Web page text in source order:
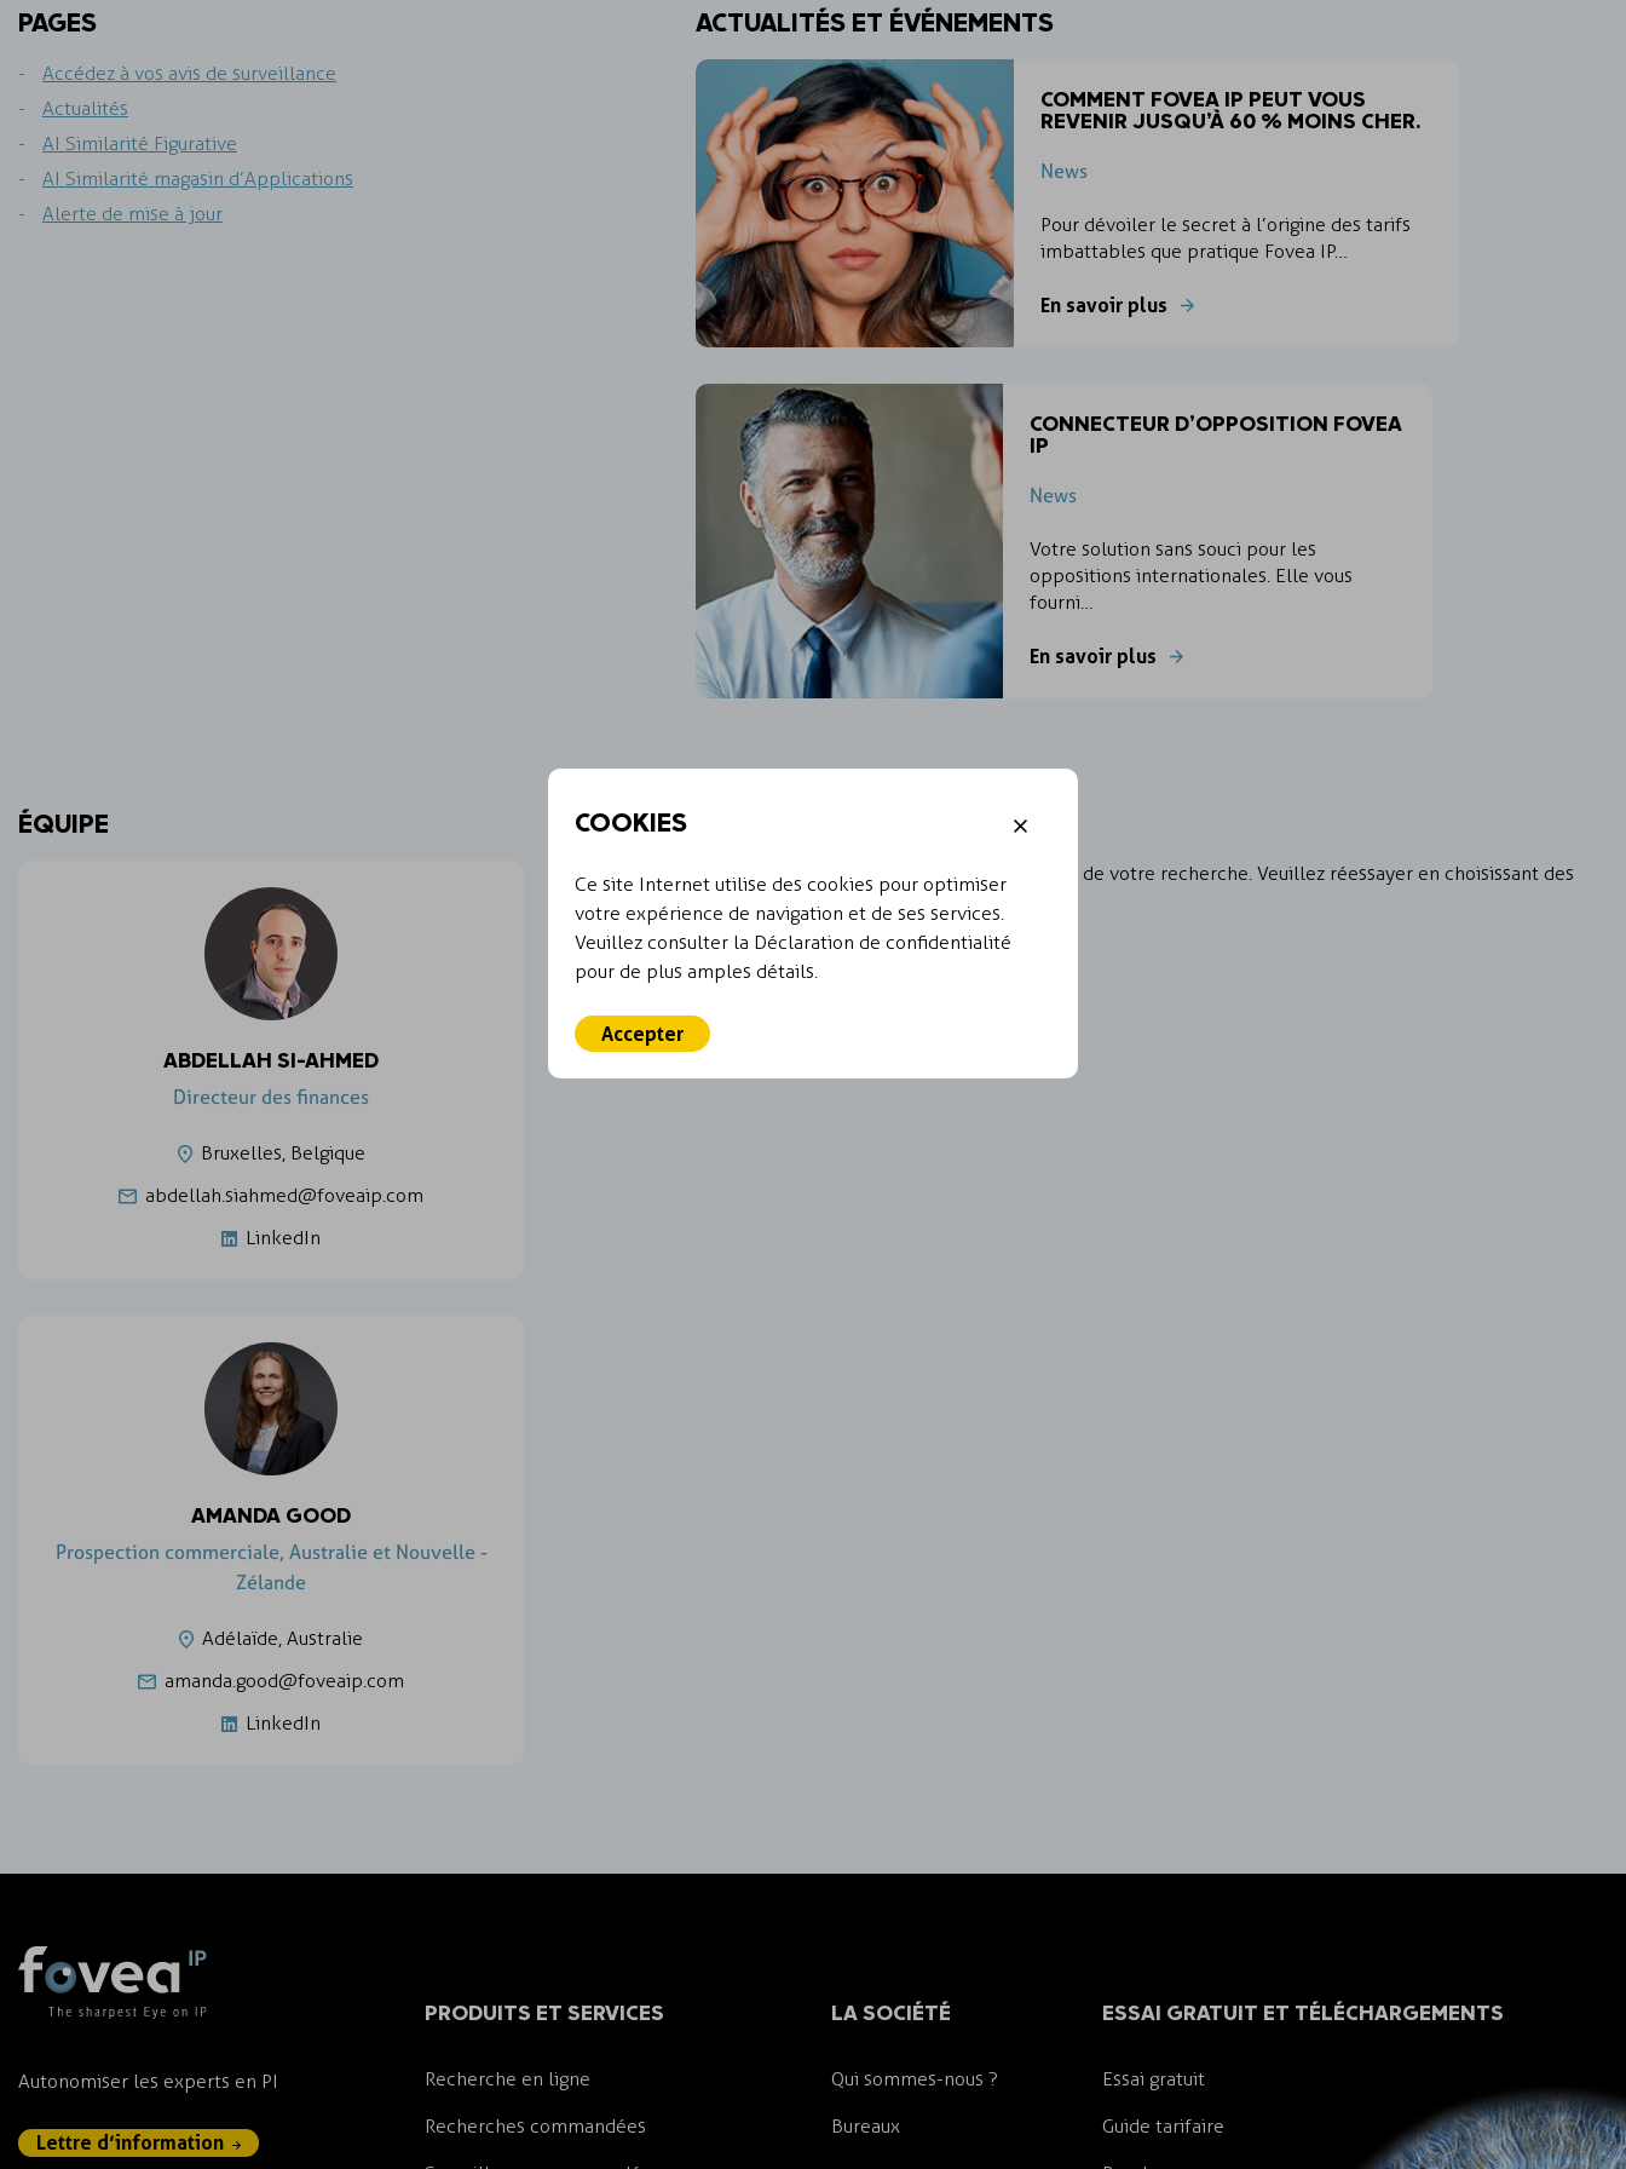
PAGES
Accédez à vos avis de surveillance
Actualités
AI Similarité Figurative
AI Similarité magasin d’Applications
Alerte de mise à jour
ACTUALITÉS ET ÉVÉNEMENTS
COMMENT FOVEA IP PEUT VOUS
REVENIR JUSQU’À 60 % MOINS CHER.
News
Pour dévoiler le secret à l’origine des tarifs
imbattables que pratique Fovea IP…
En savoir plus
CONNECTEUR D’OPPOSITION FOVEA
IP
News
Votre solution sans souci pour les
oppositions internationales. Elle vous
fourni…
En savoir plus
ÉQUIPE
ABDELLAH SI-AHMED
Directeur des finances
Bruxelles, Belgique
abdellah.siahmed@foveaip.com
LinkedIn
AMANDA GOOD
Prospection commerciale, Australie et Nouvelle -
Zélande
Adélaïde, Australie
amanda.good@foveaip.com
LinkedIn
Désolé, aucun cas ne correspond aux termes de votre recherche. Veuillez réessayer en choisissant des
Autonomiser les experts en PI
Lettre d’information
PRODUITS ET SERVICES
Recherche en ligne
Recherches commandées
LA SOCIÉTÉ
Qui sommes-nous ?
Bureaux
ESSAI GRATUIT ET TÉLÉCHARGEMENTS
Essai gratuit
Guide tarifaire
COOKIES
Ce site Internet utilise des cookies pour optimiser
votre expérience de navigation et de ses services.
Veuillez consulter la Déclaration de confidentialité
pour de plus amples détails.
Accepter